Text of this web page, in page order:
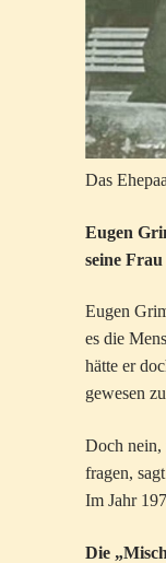
Das
Eugen
seine
Eugen
es die
hätte er
gewesen
Doch nein,
fragen,
Im Jahr
Die